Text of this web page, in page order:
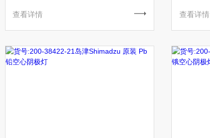
查看详情 查看详情